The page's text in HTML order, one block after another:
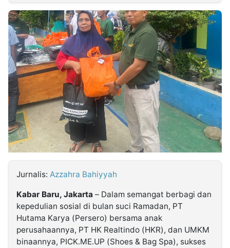
INDONESIA
Partner
Insight
NTB
Suara
Time
Lens
IDN
Daily
Jogja
Jalan
Rakyat
Idealita
News
Kita
Notice
Dinamikapost.com
Radar
Baru
Seedbacklink
Follow
Kabarbaru
Jurnalis: Azzahra Bahiyyah
Kabar Baru, Jakarta – Dalam semangat berbagi dan
kepedulian sosial di bulan suci Ramadan, PT
Hutama Karya (Persero) bersama anak
perusahaannya, PT HK Realtindo (HKR), dan UMKM
binaannya, PICK.ME.UP (Shoes & Bag Spa), sukses